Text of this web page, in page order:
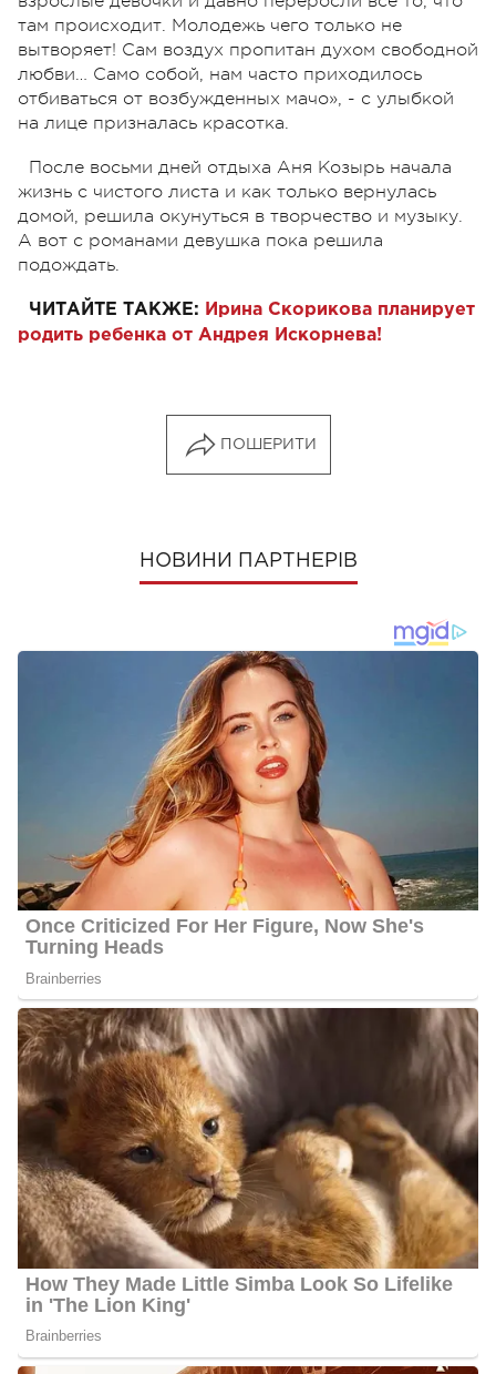
там происходит. Молодежь чего только не
вытворяет! Сам воздух пропитан духом свободной
любви… Само собой, нам часто приходилось
отбиваться от возбужденных мачо», - с улыбкой
на лице призналась красотка.
После восьми дней отдыха Аня Козырь начала
жизнь с чистого листа и как только вернулась
домой, решила окунуться в творчество и музыку.
А вот с романами девушка пока решила
подождать.
ЧИТАЙТЕ ТАКЖЕ: Ирина Скорикова планирует
родить ребенка от Андрея Искорнева!
ПОШЕРИТИ
НОВИНИ ПАРТНЕРІВ